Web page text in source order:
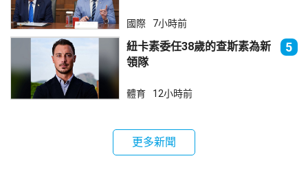
國際 7小時前
紐卡素委任38歲的查斯素為新
領隊
5
體育 12小時前
更多新聞